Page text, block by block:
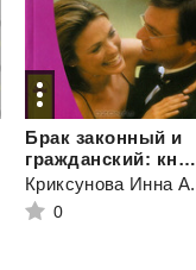
Брак законный и
гражданский: кнут и пряник семейной жизни
Криксунова Инна А.
0